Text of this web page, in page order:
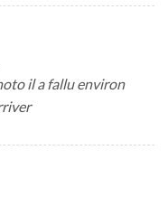
il a fallu environ